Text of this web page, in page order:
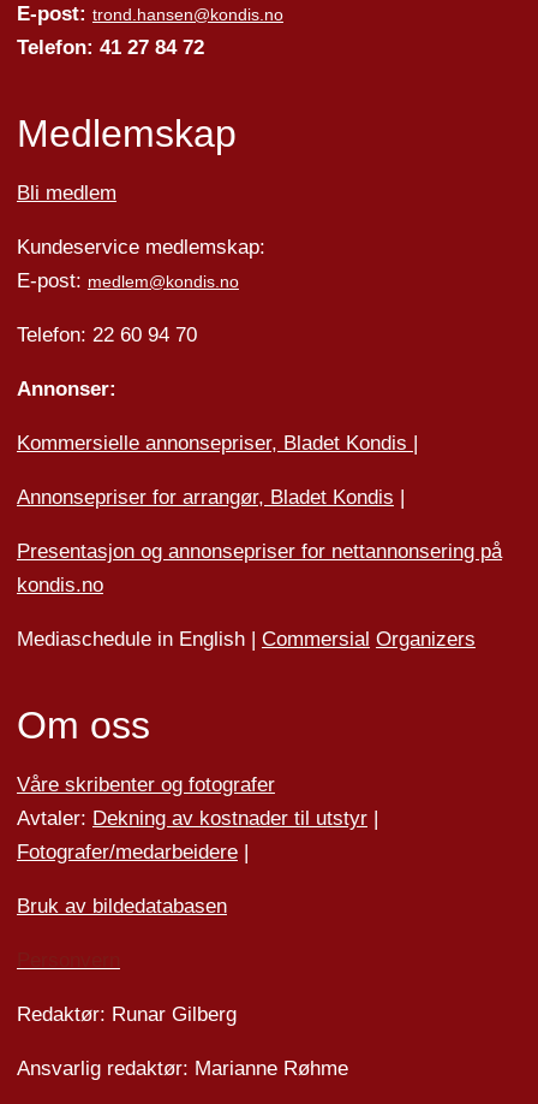
E-post: trond.hansen@kondis.no
Telefon: 41 27 84 72
Medlemskap
Bli medlem
Kundeservice medlemskap:
E-post: medlem@kondis.no
Telefon: 22 60 94 70
Annonser:
Kommersielle annonsepriser, Bladet Kondis |
Annonsepriser for arrangør, Bladet Kondis |
Presentasjon og annonsepriser for nettannonsering på
kondis.no
Mediaschedule in English | Commersial Organizers
Om oss
Våre skribenter og fotografer
Avtaler: Dekning av kostnader til utstyr|
Fotografer/medarbeidere|
Bruk av bildedatabasen
Redaktør: Runar Gilberg
Ansvarlig redaktør: Marianne Røhme